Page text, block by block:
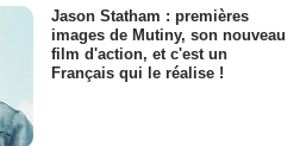
Jason Statham : premières
images de Mutiny, son nouveau
film d'action, et c'est un
Français qui le réalise !